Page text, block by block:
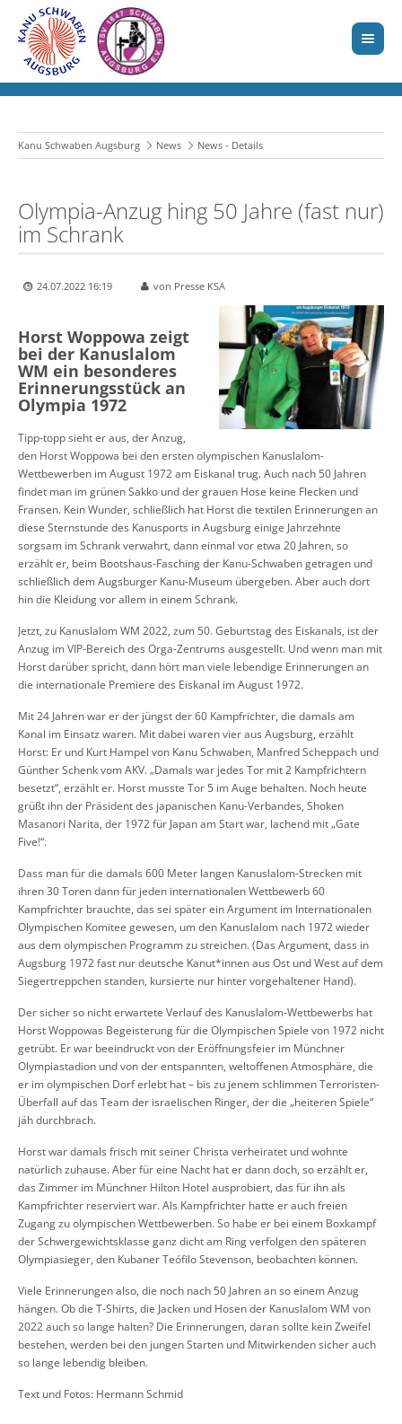
Kanu Schwaben Augsburg News News - Details
Olympia-Anzug hing 50 Jahre (fast nur)
im Schrank
24.07.2022 16:19 von Presse KSA
Horst Woppowa zeigt
bei der Kanuslalom
WM ein besonderes
Erinnerungsstück an
Olympia 1972
Tipp-topp sieht er aus, der Anzug,
den Horst Woppowa bei den ersten olympischen Kanuslalom-
Wettbewerben im August 1972 am Eiskanal trug. Auch nach 50 Jahren
findet man im grünen Sakko und der grauen Hose keine Flecken und
Fransen. Kein Wunder, schließlich hat Horst die textilen Erinnerungen an
diese Sternstunde des Kanusports in Augsburg einige Jahrzehnte
sorgsam im Schrank verwahrt, dann einmal vor etwa 20 Jahren, so
erzählt er, beim Bootshaus-Fasching der Kanu-Schwaben getragen und
schließlich dem Augsburger Kanu-Museum übergeben. Aber auch dort
hin die Kleidung vor allem in einem Schrank.
Jetzt, zu Kanuslalom WM 2022, zum 50. Geburtstag des Eiskanals, ist der
Anzug im VIP-Bereich des Orga-Zentrums ausgestellt. Und wenn man mit
Horst darüber spricht, dann hört man viele lebendige Erinnerungen an
die internationale Premiere des Eiskanal im August 1972.
Mit 24 Jahren war er der jüngst der 60 Kampfrichter, die damals am
Kanal im Einsatz waren. Mit dabei waren vier aus Augsburg, erzählt
Horst: Er und Kurt Hampel von Kanu Schwaben, Manfred Scheppach und
Günther Schenk vom AKV. „Damals war jedes Tor mit 2 Kampfrichtern
besetzt“, erzählt er. Horst musste Tor 5 im Auge behalten. Noch heute
grüßt ihn der Präsident des japanischen Kanu-Verbandes, Shoken
Masanori Narita, der 1972 für Japan am Start war, lachend mit „Gate
Five!“.
Dass man für die damals 600 Meter langen Kanuslalom-Strecken mit
ihren 30 Toren dann für jeden internationalen Wettbewerb 60
Kampfrichter brauchte, das sei später ein Argument im Internationalen
Olympischen Komitee gewesen, um den Kanuslalom nach 1972 wieder
aus dem olympischen Programm zu streichen. (Das Argument, dass in
Augsburg 1972 fast nur deutsche Kanut*innen aus Ost und West auf dem
Siegertreppchen standen, kursierte nur hinter vorgehaltener Hand).
Der sicher so nicht erwartete Verlauf des Kanuslalom-Wettbewerbs hat
Horst Woppowas Begeisterung für die Olympischen Spiele von 1972 nicht
getrübt. Er war beeindruckt von der Eröffnungsfeier im Münchner
Olympiastadion und von der entspannten, weltoffenen Atmosphäre, die
er im olympischen Dorf erlebt hat – bis zu jenem schlimmen Terroristen-
Überfall auf das Team der israelischen Ringer, der die „heiteren Spiele“
jäh durchbrach.
Horst war damals frisch mit seiner Christa verheiratet und wohnte
natürlich zuhause. Aber für eine Nacht hat er dann doch, so erzählt er,
das Zimmer im Münchner Hilton Hotel ausprobiert, das für ihn als
Kampfrichter reserviert war. Als Kampfrichter hatte er auch freien
Zugang zu olympischen Wettbewerben. So habe er bei einem Boxkampf
der Schwergewichtsklasse ganz dicht am Ring verfolgen den späteren
Olympiasieger, den Kubaner Teófilo Stevenson, beobachten können.
Viele Erinnerungen also, die noch nach 50 Jahren an so einem Anzug
hängen. Ob die T-Shirts, die Jacken und Hosen der Kanuslalom WM von
2022 auch so lange halten? Die Erinnerungen, daran sollte kein Zweifel
bestehen, werden bei den jungen Starten und Mitwirkenden sicher auch
so lange lebendig bleiben.
Text und Fotos: Hermann Schmid